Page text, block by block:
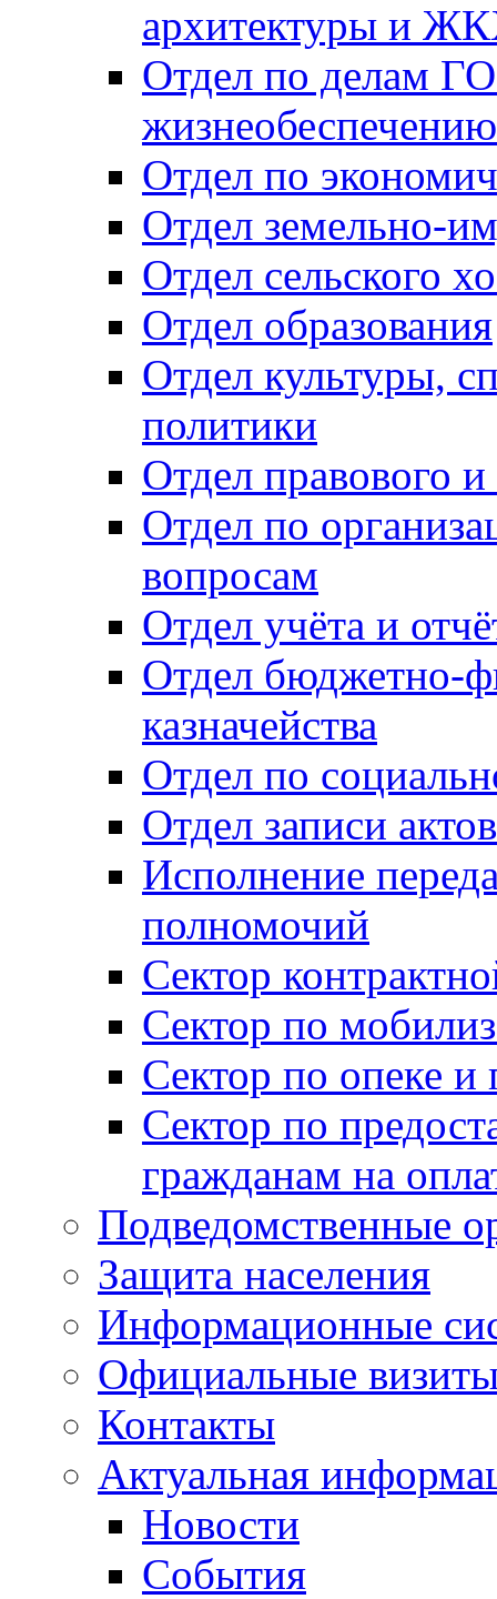
архитектуры и
Отдел по делам
Отдел по
Отдел земельно-
Отдел сельского
Отдел образования
Отдел культуры,
политики
Отдел правового
Отдел по
вопросам
Отдел учёта и
Отдел бюджетно-
казначейства
Отдел по
Отдел записи
Исполнение
полномочий
Сектор
Сектор по
Сектор по опеке и
Сектор по
гражданам на
Подведомственные
Защита населения
Информационные
Официальные
Контакты
Актуальная
Новости
События